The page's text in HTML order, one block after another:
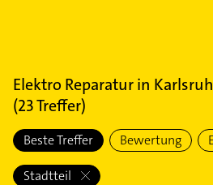
Elektro Reparaturin
(23Treffer)
Beste Treffer Bewertung
Stadtteil